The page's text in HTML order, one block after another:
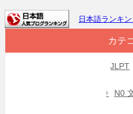
日本語ランキ
カテ
JLPT
N0